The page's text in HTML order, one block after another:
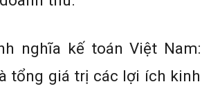
nghĩa kế toán Việt Nam:
tổng giá trị các lợi ích kinh